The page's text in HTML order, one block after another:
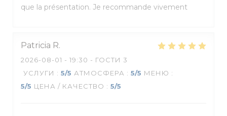
que la présentation. Je recommande vivement
Patricia R
2026-08-01 - 19:30 - ГОСТИ 3
УСЛУГИ : 5/5 АТМОСФЕРА : 5/5 МЕНЮ :
5/5 ЦЕНА / КАЧЕСТВО : 5/5